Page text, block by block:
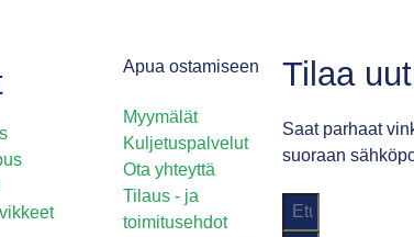
Apua ostamiseen
Myymälät
Kuljetuspalvelut
Ota yhteyttä
Tilaus - ja
toimitusehdot
Tilaa
Saat parhaat
suoraan